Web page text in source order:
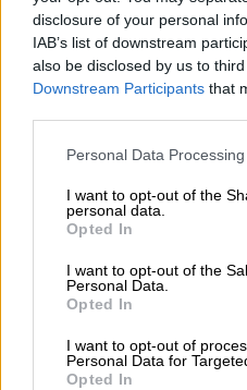
disclosure of your personal
IAB’s list of downstream
also be disclosed by us to
Downstream Participants that
Personal Data
I want to opt-out of the
personal data.
Opted In
I want to opt-out of the
Personal Data.
Opted In
I want to opt-out of
Personal Data for
Opted In
El 2 de diciembre
anunciar que la
Estas elecciones
comicios para elegir un
echa en brazos de los
Ciudadanos o del Partido